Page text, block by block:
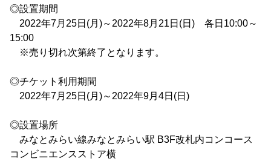
◎設置期間
2022年7月25日(月)～2022年8月21日(日) 各日10:00～
15:00
※売り切れ次第終了となります。
◎チケット利用期間
2022年7月25日(月)～2022年9月4日(日)
◎設置場所
みなとみらい線みなとみらい駅 B3F改札内コンコース
コンビニエンスストア横